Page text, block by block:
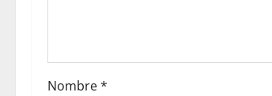
Nombre*